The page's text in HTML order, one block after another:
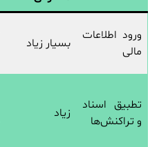
ورود اطلاعات
مالی
بسیار زیاد
تطبیق اسناد
و تراکنش‌ها
زیاد